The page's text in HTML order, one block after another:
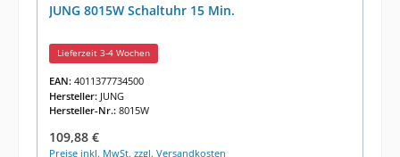
JUNG 8015W Schaltuhr 15 Min.
Lieferzeit 3-4 Wochen
EAN: 4011377734500
Hersteller: JUNG
Hersteller-Nr.: 8015W
Regulärer Preis:
109,88 €
Preise inkl. MwSt. zzgl. Versandkosten